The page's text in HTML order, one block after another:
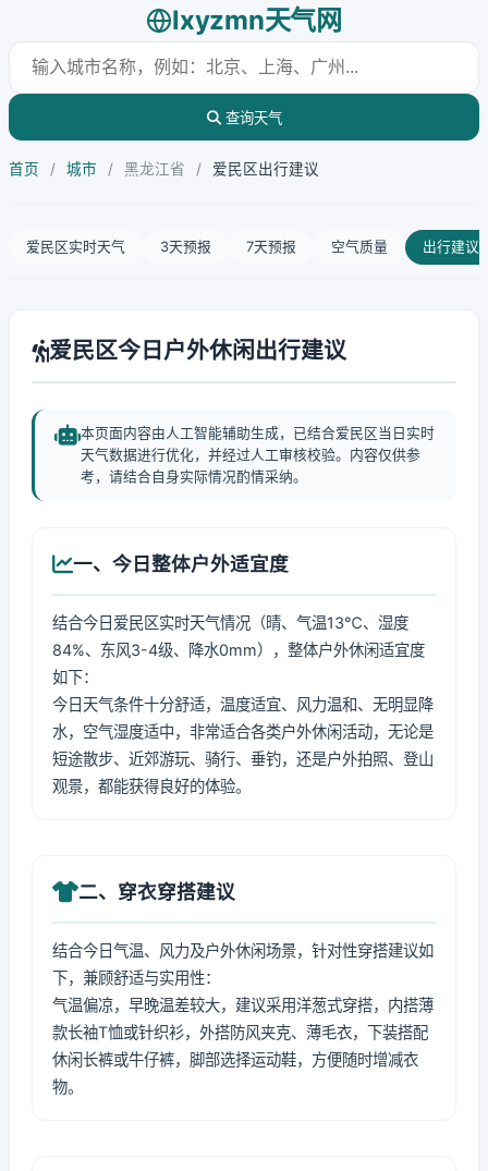
lxyzmn天气网
查询天气
首页 / 城市 / 黑龙江省 / 爱民区出行建议
爱民区实时天气 3天预报 7天预报 空气质量 出行建议
爱民区今日户外休闲出行建议
本页面内容由人工智能辅助生成，已结合爱民区当日实时
天气数据进行优化，并经过人工审核校验。内容仅供参
考，请结合自身实际情况酌情采纳。
一、今日整体户外适宜度
结合今日爱民区实时天气情况（晴、气温13℃、湿度
84%、东风3-4级、降水0mm），整体户外休闲适宜度
如下：
今日天气条件十分舒适，温度适宜、风力温和、无明显降
水，空气湿度适中，非常适合各类户外休闲活动，无论是
短途散步、近郊游玩、骑行、垂钓，还是户外拍照、登山
观景，都能获得良好的体验。
二、穿衣穿搭建议
结合今日气温、风力及户外休闲场景，针对性穿搭建议如
下，兼顾舒适与实用性：
气温偏凉，早晚温差较大，建议采用洋葱式穿搭，内搭薄
款长袖T恤或针织衫，外搭防风夹克、薄毛衣，下装搭配
休闲长裤或牛仔裤，脚部选择运动鞋，方便随时增减衣
物。